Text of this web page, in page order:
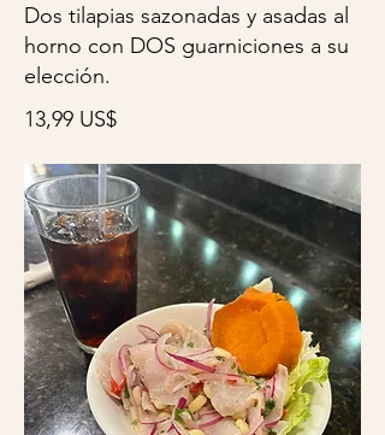
Dos tilapias sazonadas y asadas al
horno con DOS guarniciones a su
elección.
13,99 US$